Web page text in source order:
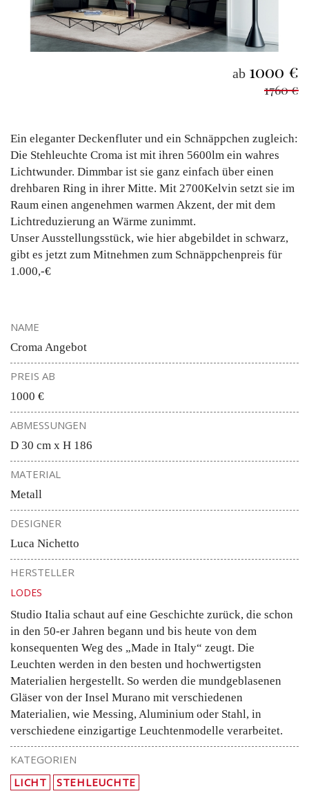
ab 1000 €
1760 €
Ein eleganter Deckenfluter und ein Schnäppchen zugleich:
Die Stehleuchte Croma ist mit ihren 5600lm ein wahres
Lichtwunder. Dimmbar ist sie ganz einfach über einen
drehbaren Ring in ihrer Mitte. Mit 2700Kelvin setzt sie im
Raum einen angenehmen warmen Akzent, der mit dem
Lichtreduzierung an Wärme zunimmt.
Unser Ausstellungsstück, wie hier abgebildet in schwarz,
gibt es jetzt zum Mitnehmen zum Schnäppchenpreis für
1.000,-€
NAME
Croma Angebot
PREIS AB
1000 €
ABMESSUNGEN
D 30 cm x H 186
MATERIAL
Metall
DESIGNER
Luca Nichetto
HERSTELLER
LODES
Studio Italia schaut auf eine Geschichte zurück, die schon
in den 50-er Jahren begann und bis heute von dem
konsequenten Weg des „Made in Italy“ zeugt. Die
Leuchten werden in den besten und hochwertigsten
Materialien hergestellt. So werden die mundgeblasenen
Gläser von der Insel Murano mit verschiedenen
Materialien, wie Messing, Aluminium oder Stahl, in
verschiedene einzigartige Leuchtenmodelle verarbeitet.
KATEGORIEN
LICHT
STEHLEUCHTE